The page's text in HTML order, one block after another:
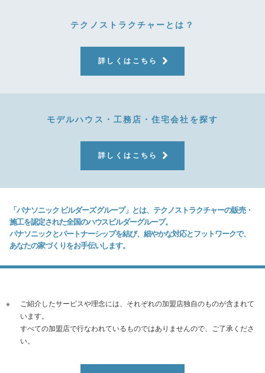
テクノストラクチャーとは？
詳しくはこちら
モデルハウス・工務店・住宅会社を探す
詳しくはこちら
「パナソニック ビルダーズ グループ」とは、テクノストラクチャーの販売・
施工を認定された全国のハウスビルダーグループ。
パナソニックとパートナーシップを結び、細やかな対応とフットワークで、
あなたの家づくりをお手伝いします。
※
ご紹介したサービスや理念には、それぞれの加盟店独自のものが含まれて
います。
すべての加盟店で行なわれているものではありませんので、ご了承くださ
い。